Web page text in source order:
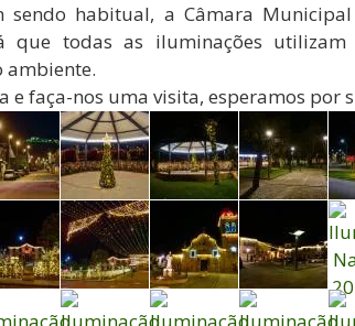
sendo habitual, a Câmara
que todas as iluminações utilizam
ambiente.
e faça-nos uma visita, esperamos por